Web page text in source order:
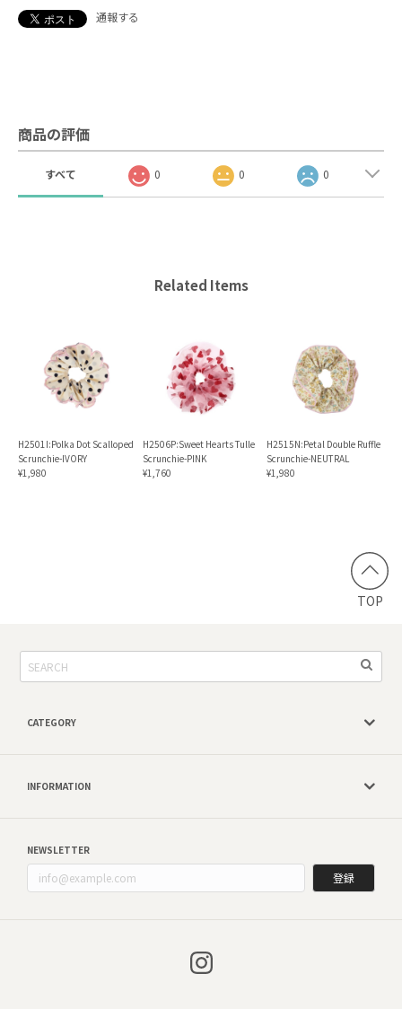
通報する
商品の評価
すべて 0 0 0
Related Items
H2501I:Polka Dot Scalloped
Scrunchie-IVORY
¥1,980
H2506P:Sweet Hearts Tulle
Scrunchie-PINK
¥1,760
H2515N:Petal Double Ruffle
Scrunchie-NEUTRAL
¥1,980
TOP
CATEGORY
INFORMATION
NEWSLETTER
登録